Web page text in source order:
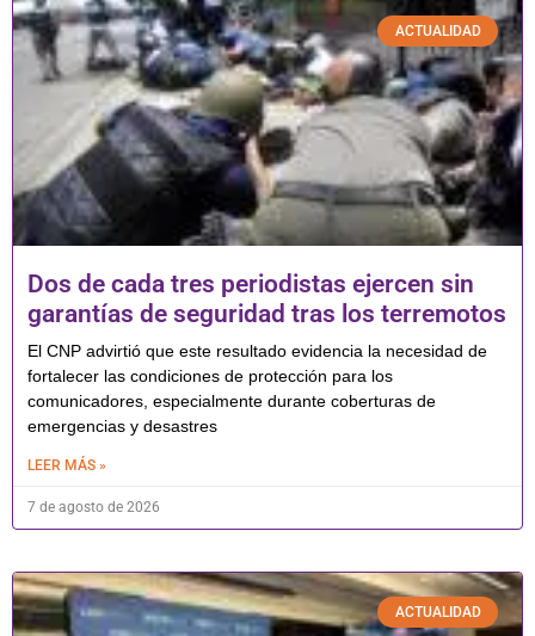
ACTUALIDAD
Dos de cada tres periodistas ejercen sin
garantías de seguridad tras los terremotos
El CNP advirtió que este resultado evidencia la necesidad de
fortalecer las condiciones de protección para los
comunicadores, especialmente durante coberturas de
emergencias y desastres
LEER MÁS »
7 de agosto de 2026
ACTUALIDAD